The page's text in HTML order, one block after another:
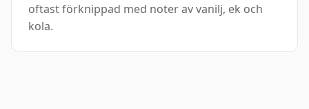
oftast förknippad med noter av vanilj, ek och
kola.